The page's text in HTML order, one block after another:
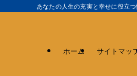
あなたの人生の充実と幸せに役立
ホーム サイトマッ